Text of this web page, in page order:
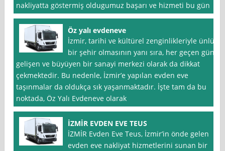
nakliyatta göstermiş oldugumuz başarı ve hizmeti bu gün
Öz yalı evdeneve
İzmir, tarihi ve kültürel zenginlikleriyle ünlü
bir şehir olmasının yanı sıra, her geçen gün
gelişen ve büyüyen bir sanayi merkezi olarak da dikkat
çekmektedir. Bu nedenle, İzmir’e yapılan evden eve
taşınmalar da oldukça sık yaşanmaktadır. İşte tam da bu
noktada, Öz Yalı Evdeneve olarak
İZMİR EVDEN EVE TEUS
İZMİR Evden Eve Teus, İzmir’in önde gelen
evden eve nakliyat hizmetlerini sunan bir